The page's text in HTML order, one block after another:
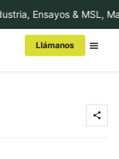
Ensayos & MSL,
Llámanos